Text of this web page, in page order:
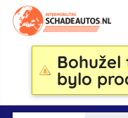
bylo